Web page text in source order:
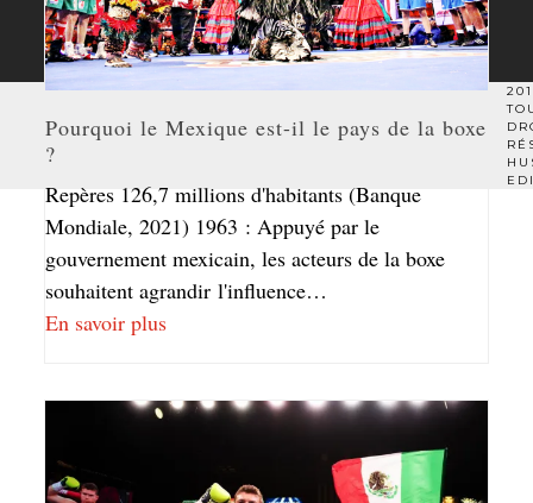
Pourquoi le Mexique est-il le pays de la boxe
?
Repères 126,7 millions d'habitants (Banque
Mondiale, 2021) 1963 : Appuyé par le
gouvernement mexicain, les acteurs de la boxe
souhaitent agrandir l'influence…
En savoir plus